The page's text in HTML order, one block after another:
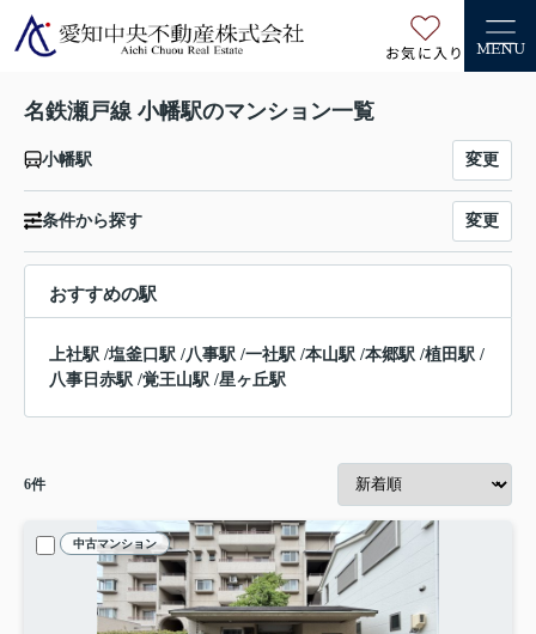
お気に入り MENU
名鉄瀬戸線 小幡駅のマンション一覧
小幡駅 変更
条件から探す 変更
おすすめの駅
上社駅 /塩釜口駅 /八事駅 /一社駅 /本山駅 /本郷駅 /植田駅 /
八事日赤駅 /覚王山駅 /星ヶ丘駅
6件
中古マンション